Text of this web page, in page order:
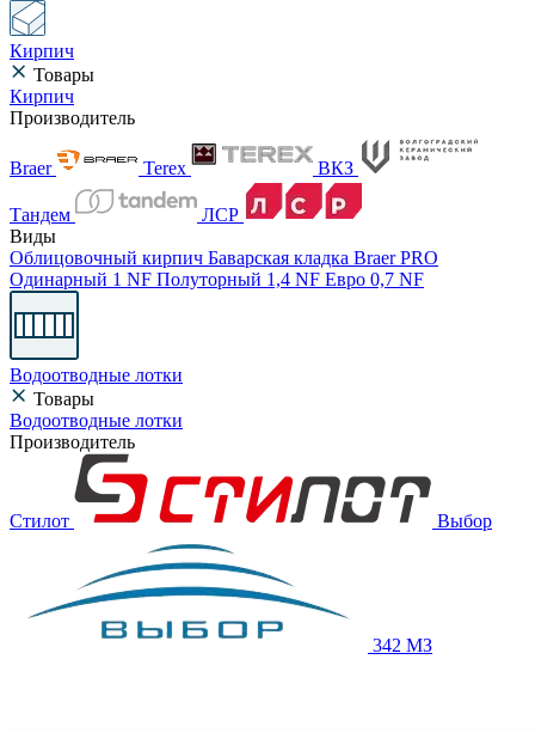
Кирпич
Товары
Кирпич
Производитель
Braer Terex ВКЗ
Тандем
ЛСР
Виды
Облицовочный кирпич Баварская кладка Braer PRO
Одинарный 1 NF Полуторный 1,4 NF Евро 0,7 NF
Водоотводные лотки
Товары
Водоотводные лотки
Производитель
Стилот Выбор
342 МЗ